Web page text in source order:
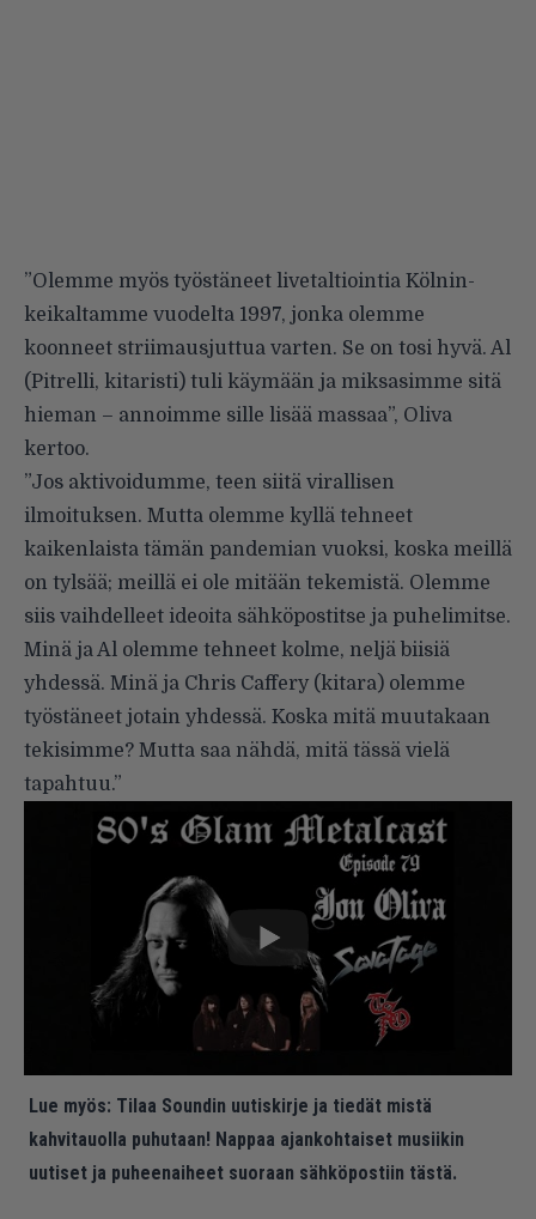
”Olemme myös työstäneet livetaltiointia Kölnin-
keikaltamme vuodelta 1997, jonka olemme
koonneet striimausjuttua varten. Se on tosi hyvä. Al
(Pitrelli, kitaristi) tuli käymään ja miksasimme sitä
hieman – annoimme sille lisää massaa”, Oliva
kertoo.
”Jos aktivoidumme, teen siitä virallisen
ilmoituksen. Mutta olemme kyllä tehneet
kaikenlaista tämän pandemian vuoksi, koska meillä
on tylsää; meillä ei ole mitään tekemistä. Olemme
siis vaihdelleet ideoita sähköpostitse ja puhelimitse.
Minä ja Al olemme tehneet kolme, neljä biisiä
yhdessä. Minä ja Chris Caffery (kitara) olemme
työstäneet jotain yhdessä. Koska mitä muutakaan
tekisimme? Mutta saa nähdä, mitä tässä vielä
tapahtuu.”
Lue myös: Tilaa Soundin uutiskirje ja tiedät mistä
kahvitauolla puhutaan! Nappaa ajankohtaiset musiikin
uutiset ja puheenaiheet suoraan sähköpostiin tästä.